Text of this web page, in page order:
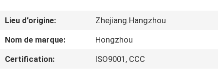
SUJET
DE
NOUS
Lieu d'origine:
Zhejiang.Hangzhou
Nom de marque:
Hongzhou
Certification:
ISO9001, CCC